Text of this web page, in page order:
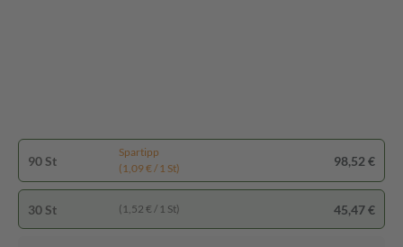
90 St
Spartipp
(1,09 € / 1 St)
98,52 €
30 St (1,52 € / 1 St) 45,47 €